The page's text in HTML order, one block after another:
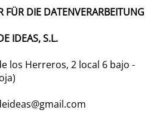
FÜR DIE DATENVERARBEITUNG
IDEAS, S.L.
los Herreros, 2 local 6 bajo -